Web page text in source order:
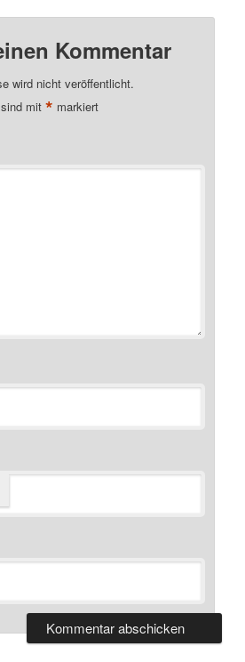
Kommentar
wird nicht veröffentlicht.
sind mit* markiert